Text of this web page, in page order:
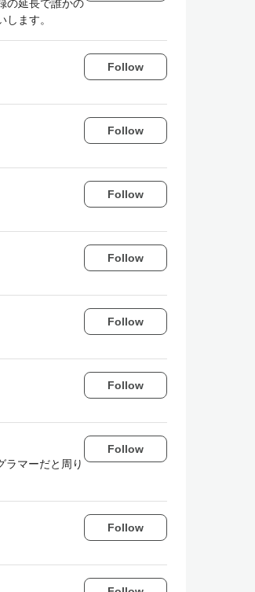
の延長で誰かの
ます。
Follow
Follow
Follow
Follow
Follow
Follow
ラマーだと周り
Follow
Follow